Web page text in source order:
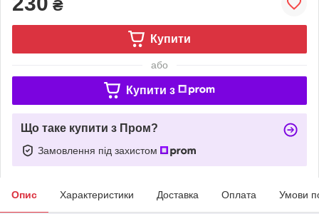
₴
Купити
або
Купити з
Що таке купити з Пром?
Замовлення під захистом
Опис Характеристики Доставка Оплата Умови